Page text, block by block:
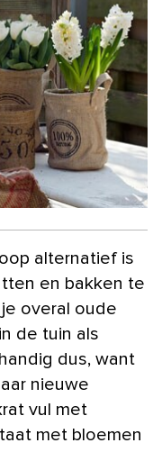
alternatief is
en bakken te
overal oude
de tuin als
dus, want
nieuwe
vul met
met bloemen